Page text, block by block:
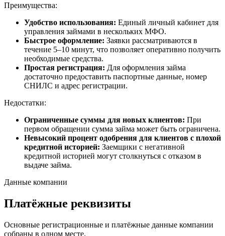
Преимущества:
Удобство использования: Единый личный кабинет для
управления займами в нескольких МФО.
Быстрое оформление: Заявки рассматриваются в
течение 5–10 минут, что позволяет оперативно получить
необходимые средства.
Простая регистрация: Для оформления займа
достаточно предоставить паспортные данные, номер
СНИЛС и адрес регистрации.
Недостатки:
Ограниченные суммы для новых клиентов: При
первом обращении сумма займа может быть ограничена.
Невысокий процент одобрения для клиентов с плохой
кредитной историей: Заемщики с негативной
кредитной историей могут столкнуться с отказом в
выдаче займа.
Данные компании
Платёжные реквизиты
Основные регистрационные и платёжные данные компании
собраны в одном месте.